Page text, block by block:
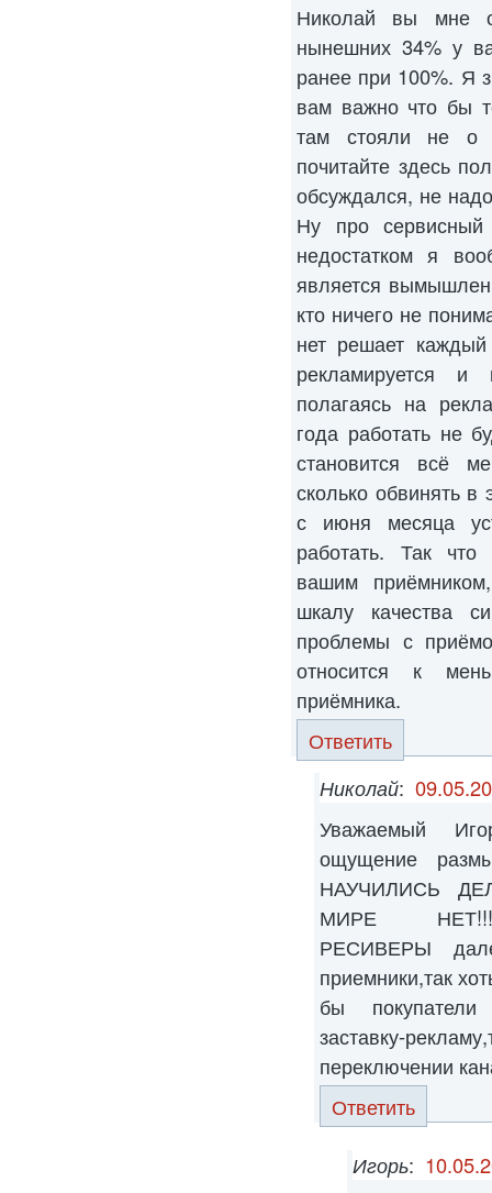
Николай вы мне
нынешних 34% у
ранее при 100%. Я
вам важно что бы
там стояли не о
почитайте здесь
обсуждался, не
Ну про
недостатком я
является
кто ничего не
нет решает
рекламируется и
полагаясь на
года работать не
становится всё
сколько обвинять
с июня месяца
работать. Так
вашим
шкалу качества
проблемы с
относится к
приёмника.
Ответить
Николай:
Уважаемый
ощущение
НАУЧИЛИСЬ
МИРЕ
РЕСИВЕРЫ
приемники,так
бы
заставку-
переключении
Ответить
Игорь: